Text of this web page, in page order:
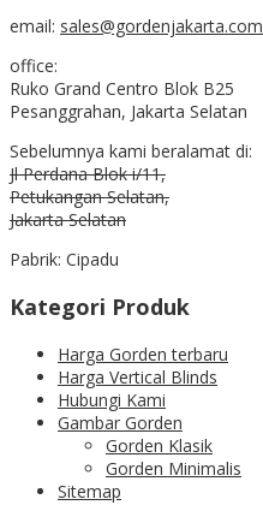
email: sales@gordenjakarta.com
office:
Ruko Grand Centro Blok B25
Pesanggrahan, Jakarta Selatan
Sebelumnya kami beralamat di:
Jl Perdana Blok i/11,
Petukangan Selatan,
Jakarta Selatan
Pabrik: Cipadu
Kategori Produk
Harga Gorden terbaru
Harga Vertical Blinds
Hubungi Kami
Gambar Gorden
Gorden Klasik
Gorden Minimalis
Sitemap